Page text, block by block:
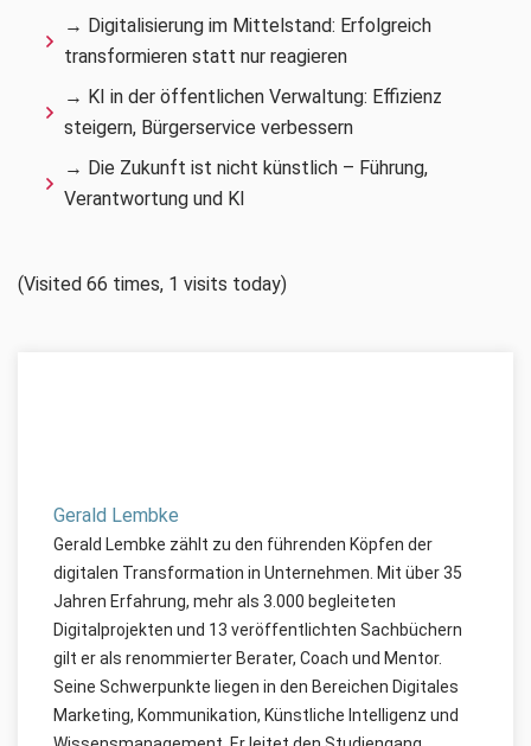
→ Digitalisierung im Mittelstand: Erfolgreich
transformieren statt nur reagieren
→ KI in der öffentlichen Verwaltung: Effizienz
steigern, Bürgerservice verbessern
→ Die Zukunft ist nicht künstlich – Führung,
Verantwortung und KI
(Visited 66 times, 1 visits today)
Gerald Lembke
Gerald Lembke zählt zu den führenden Köpfen der
digitalen Transformation in Unternehmen. Mit über 35
Jahren Erfahrung, mehr als 3.000 begleiteten
Digitalprojekten und 13 veröffentlichten Sachbüchern
gilt er als renommierter Berater, Coach und Mentor.
Seine Schwerpunkte liegen in den Bereichen Digitales
Marketing, Kommunikation, Künstliche Intelligenz und